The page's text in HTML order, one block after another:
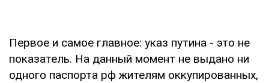
Первое и самое главное: указ путина - это не
показатель. На данный момент не выдано ни
одного паспорта рф жителям оккупированных,